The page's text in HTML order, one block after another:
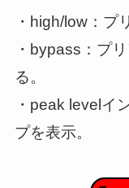
・high/low：プ
・bypass：プ
る。
・peak levelイ
プを表示。